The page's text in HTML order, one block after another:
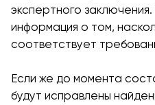
экспертного
информация о том,
соответствует
Если же до момента
будут исправлены